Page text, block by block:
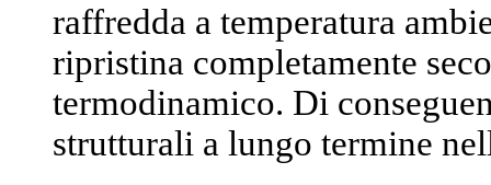
raffredda a temperatura
ripristina completamente
termodinamico. Di
strutturali a lungo termine